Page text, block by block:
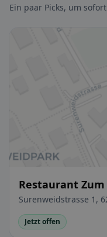
Ein paar Picks, um
Restaurant
Surenweidstrasse 1,
Jetzt offen